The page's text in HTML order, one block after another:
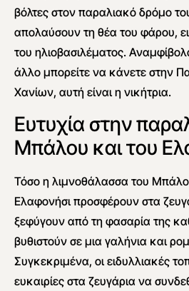
βόλτες στον παραλιακό δρόμο
απολαύσουν τη θέα του φάρου,
του ηλιοβασιλέματος.
άλλο μπορείτε να κάνετε στην
Χανίων, αυτή είναι η νικήτρια.
Ευτυχία στην
Μπάλου και του
Τόσο η λιμνοθάλασσα του
Ελαφονήσι προσφέρουν στα
ξεφύγουν από τη φασαρία της
βυθιστούν σε μια γαλήνια και
Συγκεκριμένα, οι ειδυλλιακές
ευκαιρίες στα ζευγάρια να